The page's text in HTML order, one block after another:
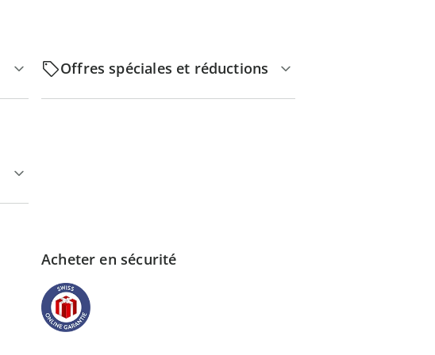
Offres spéciales et réductions
Acheter en sécurité